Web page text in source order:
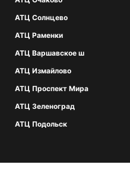
АТЦ Солнцево
АТЦ Раменки
АТЦ Варшавское ш
АТЦ Измайлово
АТЦ Проспект Мира
АТЦ Зеленоград
АТЦ Подольск